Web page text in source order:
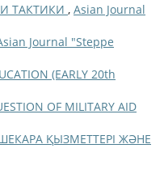
ТАКТИКИ , Asian Journal
Journal "Steppe
(EARLY 20th
OF MILITARY AID
ҚЫЗМЕТТЕРІ ЖӘНЕ